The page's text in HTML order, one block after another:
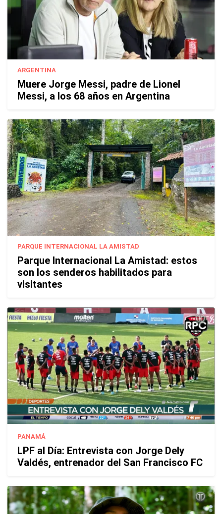
ARGENTINA
Muere Jorge Messi, padre de Lionel
Messi, a los 68 años en Argentina
PARQUE INTERNACIONAL LA AMISTAD
Parque Internacional La Amistad: estos
son los senderos habilitados para
visitantes
PANAMÁ
LPF al Día: Entrevista con Jorge Dely
Valdés, entrenador del San Francisco FC